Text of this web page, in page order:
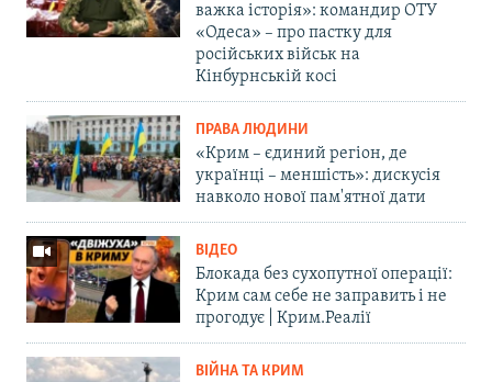
важка історія»: командир ОТУ
«Одеса» – про пастку для
російських військ на
Кінбурнській косі
ПРАВА ЛЮДИНИ
«Крим – єдиний регіон, де
українці – меншість»: дискусія
навколо нової пам'ятної дати
ВІДЕО
Блокада без сухопутної операції:
Крим сам себе не заправить і не
прогодує | Крим.Реалії
ВІЙНА ТА КРИМ